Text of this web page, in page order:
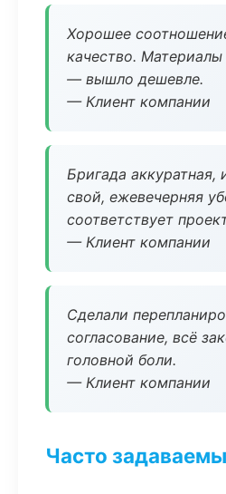
Хорошее
качество.
— вышло дешевле.
— Клиент компании
Бригада аккуратная,
свой, ежевечерняя
соответствует
— Клиент компании
Сделали
согласование, всё
головной боли.
— Клиент компании
Часто